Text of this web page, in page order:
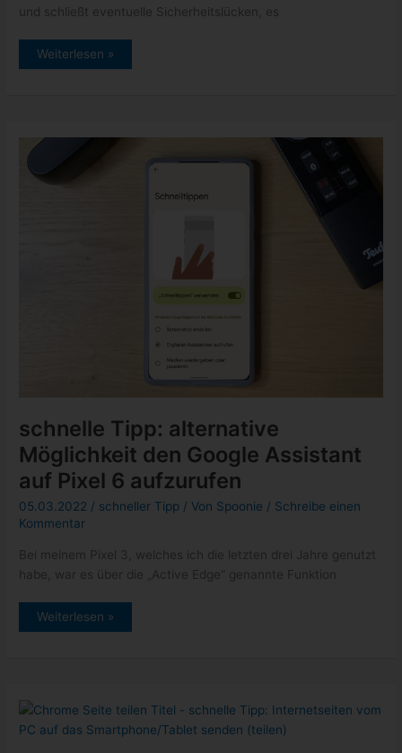
und schließt eventuelle Sicherheitslücken, es
Pixel
Weiterlesen »
schnelle Tipp: alternative
Möglichkeit den Google Assistant
auf Pixel 6 aufzurufen
05.03.2022 / schneller Tipp / Von Spoonie / Schreibe einen
Kommentar
Bei meinem Pixel 3, welches ich die letzten drei Jahre genutzt
habe, war es über die „Active Edge“ genannte Funktion
schnelle
Pixel
aufzurufen
Weiterlesen »